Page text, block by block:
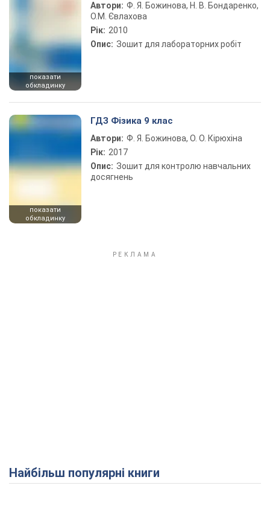
показати
обкладинку
Автори: Ф. Я. Божинова, Н. В. Бондаренко,
О.М. Євлахова
Рік: 2010
Опис: Зошит для лабораторних робіт
показати
обкладинку
ГДЗ Фізика 9 клас
Автори: Ф. Я. Божинова, О. О. Кірюхіна
Рік: 2017
Опис: Зошит для контролю навчальних
досягнень
Найбільш популярні книги